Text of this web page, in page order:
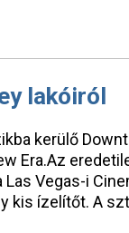
lakóiról
kerülő
Era.Az
Vegas-i
kis ízelítőt. A